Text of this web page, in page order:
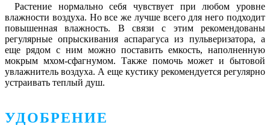
Растение нормально себя чувствует при любом уровне
влажности воздуха. Но все же лучше всего для него подходит
повышенная влажность. В связи с этим рекомендованы
регулярные опрыскивания аспарагуса из пульверизатора, а
еще рядом с ним можно поставить емкость, наполненную
мокрым мхом-сфагнумом. Также помочь может и бытовой
увлажнитель воздуха. А еще кустику рекомендуется регулярно
устраивать теплый душ.
УДОБРЕНИЕ